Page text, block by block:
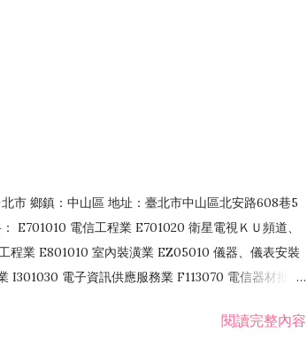
市 鄉鎮：中山區 地址：臺北市中山區北安路608巷5
E701010 電信工程業 E701020 衛星電視ＫＵ頻道、
程業 E801010 室內裝潢業 EZ05010 儀器、儀表安裝
I301030 電子資訊供應服務業 F113070 電信器材批發
酒類輸入業
閱讀完整內容